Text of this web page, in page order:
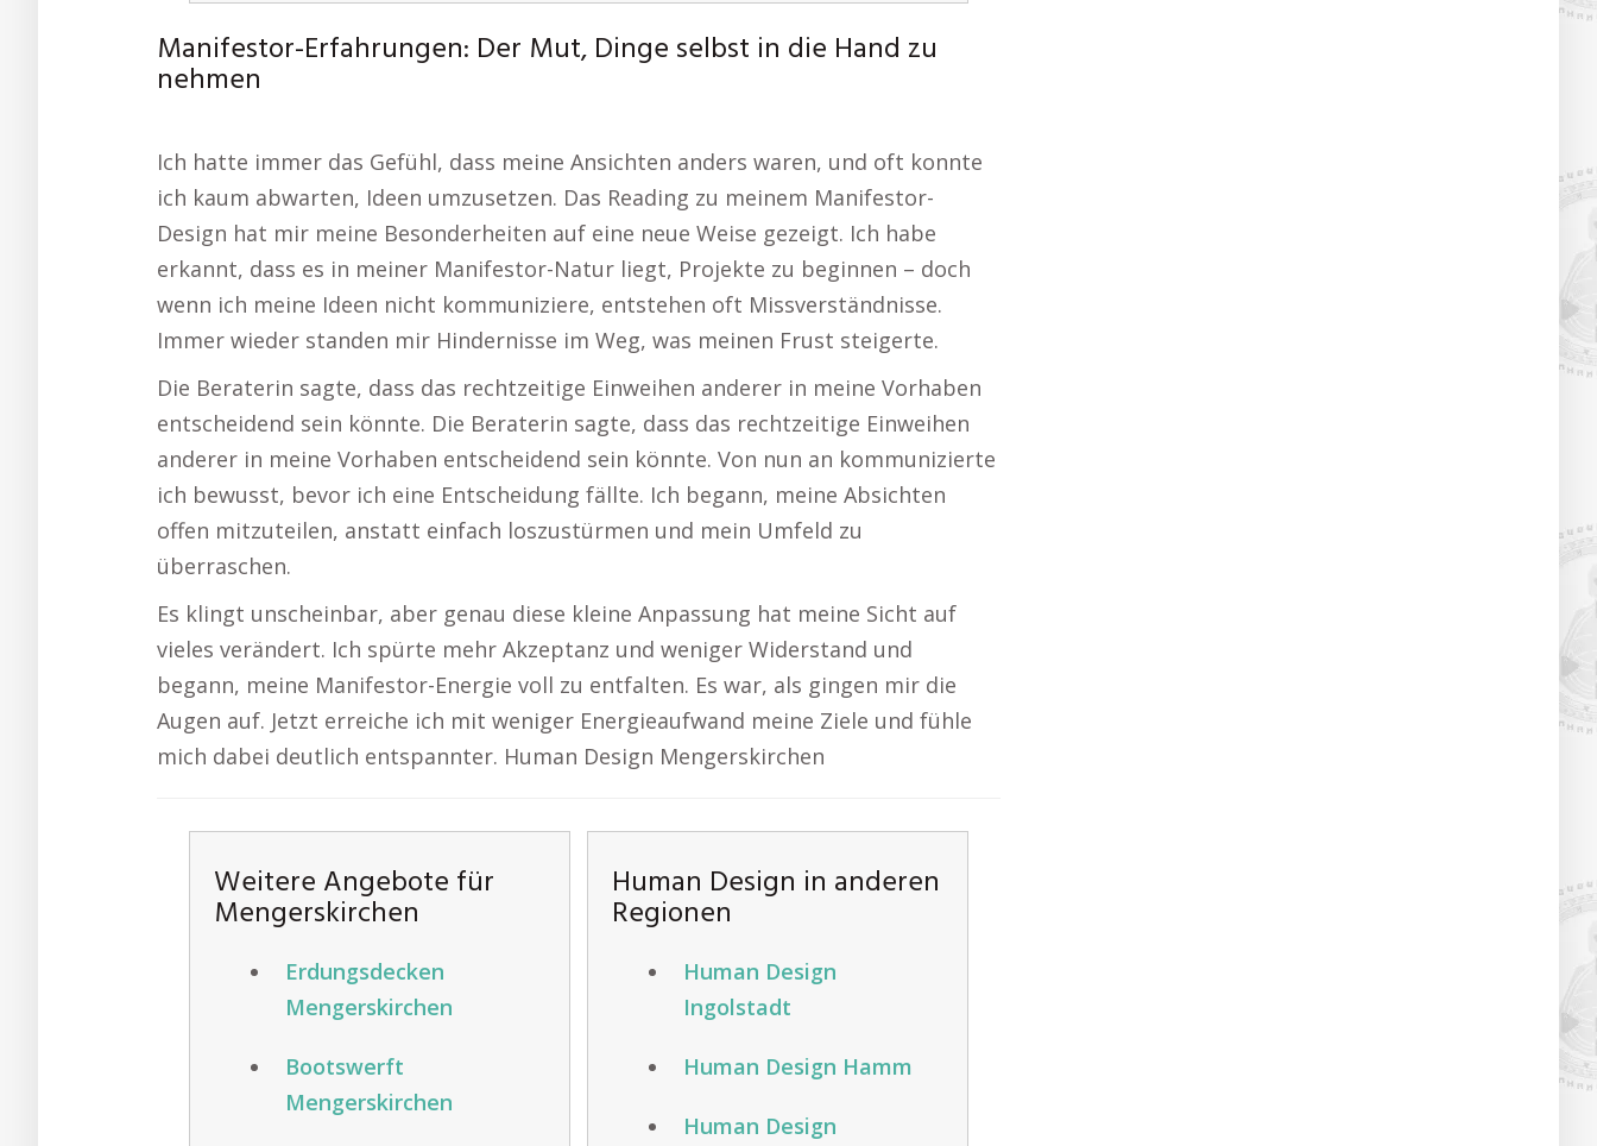
Manifestor-Erfahrungen: Der Mut, Dinge selbst in die Hand zu
nehmen
Ich hatte immer das Gefühl, dass meine Ansichten anders waren, und oft konnte
ich kaum abwarten, Ideen umzusetzen. Das Reading zu meinem Manifestor-
Design hat mir meine Besonderheiten auf eine neue Weise gezeigt. Ich habe
erkannt, dass es in meiner Manifestor-Natur liegt, Projekte zu beginnen – doch
wenn ich meine Ideen nicht kommuniziere, entstehen oft Missverständnisse.
Immer wieder standen mir Hindernisse im Weg, was meinen Frust steigerte.
Die Beraterin sagte, dass das rechtzeitige Einweihen anderer in meine Vorhaben
entscheidend sein könnte. Die Beraterin sagte, dass das rechtzeitige Einweihen
anderer in meine Vorhaben entscheidend sein könnte. Von nun an kommunizierte
ich bewusst, bevor ich eine Entscheidung fällte. Ich begann, meine Absichten
offen mitzuteilen, anstatt einfach loszustürmen und mein Umfeld zu
überraschen.
Es klingt unscheinbar, aber genau diese kleine Anpassung hat meine Sicht auf
vieles verändert. Ich spürte mehr Akzeptanz und weniger Widerstand und
begann, meine Manifestor-Energie voll zu entfalten. Es war, als gingen mir die
Augen auf. Jetzt erreiche ich mit weniger Energieaufwand meine Ziele und fühle
mich dabei deutlich entspannter. Human Design Mengerskirchen
Weitere Angebote für
Mengerskirchen
Erdungsdecken
Mengerskirchen
Bootswerft
Mengerskirchen
Human Design in anderen
Regionen
Human Design
Ingolstadt
Human Design Hamm
Human Design